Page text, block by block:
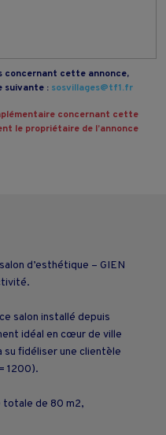
concernant cette annonce,
suivante : sosvillages@tf1.fr
concernant cette
le propriétaire de l’annonce
d’esthétique – GIEN
salon installé depuis
idéal en cœur de ville
su fidéliser une clientèle
1200).
totale de 80 m2,